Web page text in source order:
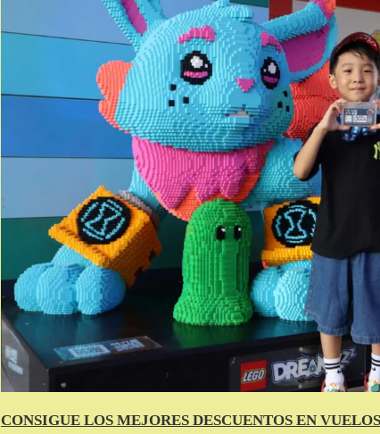
CONSIGUE LOS MEJORES DESCUENTOS EN